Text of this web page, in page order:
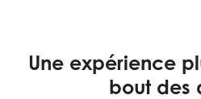
Une expérience
bout des